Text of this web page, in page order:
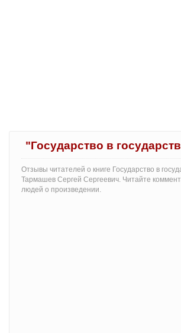
"Государство в
Отзывы читателей о книге Государство в
Тармашев Сергей Сергеевич. Читайте
людей о произведении.